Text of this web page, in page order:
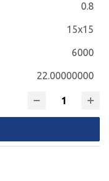
0.8
15x15
6000
22.00000000